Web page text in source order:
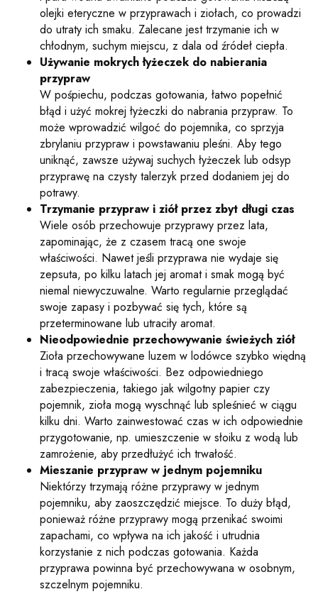
olejki eteryczne w przyprawach i ziołach, co prowadzi
do utraty ich smaku. Zalecane jest trzymanie ich w
chłodnym, suchym miejscu, z dala od źródeł ciepła.
Używanie mokrych łyżeczek do nabierania
przypraw
W pośpiechu, podczas gotowania, łatwo popełnić
błąd i użyć mokrej łyżeczki do nabrania przypraw. To
może wprowadzić wilgoć do pojemnika, co sprzyja
zbrylaniu przypraw i powstawaniu pleśni. Aby tego
uniknąć, zawsze używaj suchych łyżeczek lub odsyp
przyprawę na czysty talerzyk przed dodaniem jej do
potrawy.
Trzymanie przypraw i ziół przez zbyt długi czas
Wiele osób przechowuje przyprawy przez lata,
zapominając, że z czasem tracą one swoje
właściwości. Nawet jeśli przyprawa nie wydaje się
zepsuta, po kilku latach jej aromat i smak mogą być
niemal niewyczuwalne. Warto regularnie przeglądać
swoje zapasy i pozbywać się tych, które są
przeterminowane lub utraciły aromat.
Nieodpowiednie przechowywanie świeżych ziół
Zioła przechowywane luzem w lodówce szybko więdną
i tracą swoje właściwości. Bez odpowiedniego
zabezpieczenia, takiego jak wilgotny papier czy
pojemnik, zioła mogą wyschnąć lub spleśnieć w ciągu
kilku dni. Warto zainwestować czas w ich odpowiednie
przygotowanie, np. umieszczenie w słoiku z wodą lub
zamrożenie, aby przedłużyć ich trwałość.
Mieszanie przypraw w jednym pojemniku
Niektórzy trzymają różne przyprawy w jednym
pojemniku, aby zaoszczędzić miejsce. To duży błąd,
ponieważ różne przyprawy mogą przenikać swoimi
zapachami, co wpływa na ich jakość i utrudnia
korzystanie z nich podczas gotowania. Każda
przyprawa powinna być przechowywana w osobnym,
szczelnym pojemniku.